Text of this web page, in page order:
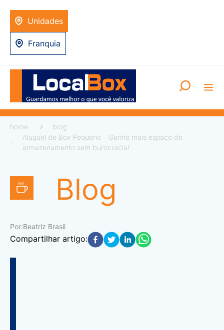
Unidades
Franquia
home
blog
Aluguel de Box Pequeno – Ganhe mais espaço de
armazenamento sem burocracia!
Blog
Por:Beatriz Brasil
Compartilhar artigo: